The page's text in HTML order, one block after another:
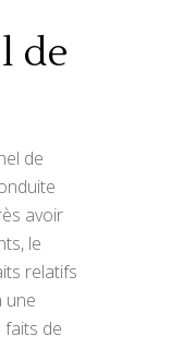
de
de
avoir
le
relatifs
une
de